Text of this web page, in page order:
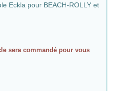
Eckla pour BEACH-ROLLY et
sera commandé pour vous